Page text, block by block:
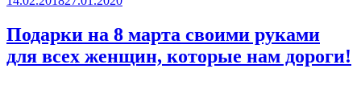
2020:
калейдоскоп
ТОПОВЫХ
Подарки на 8 марта своими руками
для всех женщин, которые нам дороги!